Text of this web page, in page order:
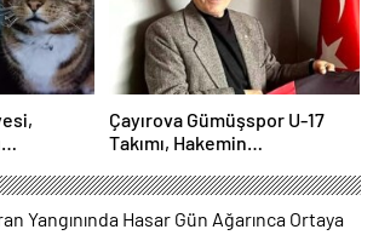
Çayırova Gümüşspor U-17
Takımı, Hakemin
Ligden Çekildi